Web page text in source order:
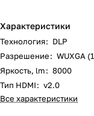
Характеристики
Технология: DLP
Разрешение: WUXGA
Яркость, lm: 8000
Тип HDMI: v2.0
Все характеристики